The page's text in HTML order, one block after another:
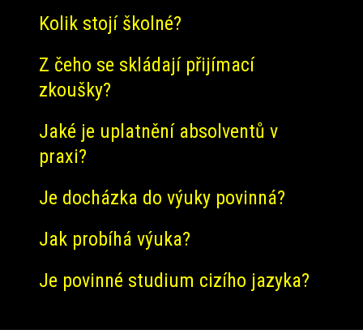
Kolik stojí školné?
Z čeho se skládají přijímací
zkoušky?
Jaké je uplatnění absolventů v
praxi?
Je docházka do výuky povinná?
Jak probíhá výuka?
Je povinné studium cizího jazyka?